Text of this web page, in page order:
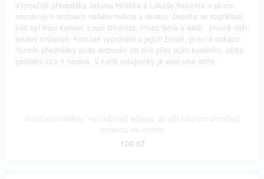
Výjmečná přednáška Jakuba Mráčka a Lukáše Rejchrta o skoro
neznámých hrdinech našeho města a okresu. Dozvíte se například,
kdo byl Paul Kohner, Louis Girardot, Franz Sitte a další...prostě naši
lokální hrdinové. Poutavé vyprávění o jejich životě, práci a odkazu.
Termín přednášky bude avizován 30 dnů před jejím konáním, délka
povídání cca 1 hodinu. V ceně vstupenky je welcome drink.
100 Kč